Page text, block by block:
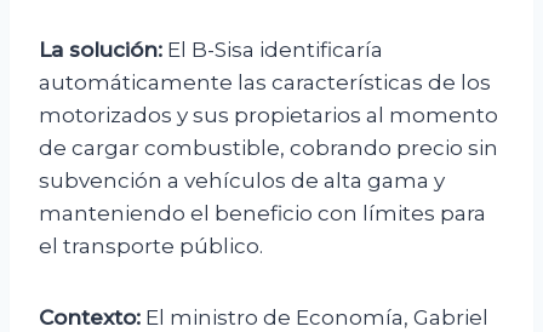
La solución: El B-Sisa identificaría
automáticamente las características de los
motorizados y sus propietarios al momento
de cargar combustible, cobrando precio sin
subvención a vehículos de alta gama y
manteniendo el beneficio con límites para
el transporte público.
Contexto: El ministro de Economía, Gabriel